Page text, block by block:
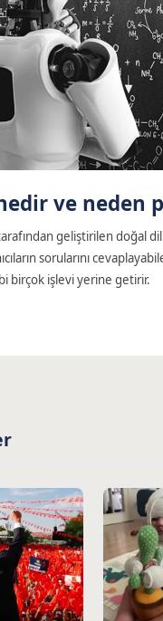
ve neden
geliştirilen doğal
sorularını
birçok işlevi yerine getirir.